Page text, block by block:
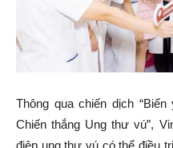
Thông qua chiến dịch
Chiến thắng Ung thư vú”,